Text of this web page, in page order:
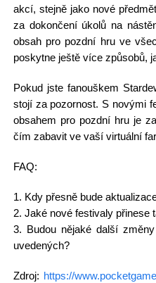
akcí, stejně jako nové
za dokončení úkolů na
obsah pro pozdní hru ve
poskytne ještě více způsobů,
Pokud jste fanouškem
stojí za pozornost. S novými
obsahem pro pozdní hru je
čím zabavit ve vaší virtuální
FAQ:
1. Kdy přesně bude
2. Jaké nové festivaly přinese
3. Budou nějaké další
uvedených?
Zdroj: https://